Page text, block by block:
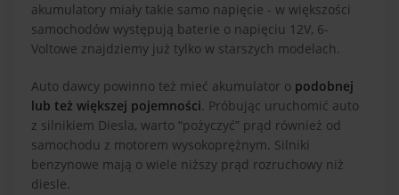
akumulatory miały takie samo napięcie - w większości
samochodów występują baterie o napięciu 12V, 6-
Voltowe znajdziemy już tylko w starszych modelach.
Auto dawcy powinno też mieć akumulator o podobnej
lub też większej pojemności. Próbując uruchomić auto
z silnikiem Diesla, warto “pożyczyć” prąd również od
samochodu z motorem wysokoprężnym. Silniki
benzynowe mają o wiele niższy prąd rozruchowy niż
diesle.